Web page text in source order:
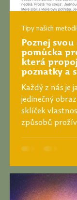
Poznej svou
pomůcka
která
poznatky a
pro
Každý z nás je
jedinečný
sklíček
způsobů
Tipy našich